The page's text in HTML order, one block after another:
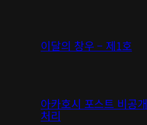
이달의 창우 – 제1호
아카호시 포스트 비공개
처리